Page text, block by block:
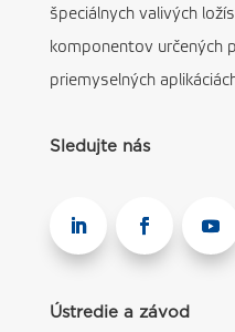
špeciálnych valivých
komponentov určených
priemyselných
Sledujte nás
Ústredie a závod